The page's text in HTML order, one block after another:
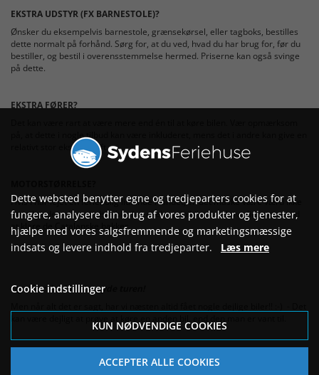
EKSTRA UDSTYR (FX BARNESTOLE)?
Ønsker du eksempelvis barnestole, grænsekørsel, eller tagboks, bestilles
dette normalt på forhånd. Sørg for, at du ved, hvad du har brug for, før du
bestiller, og bestil i overensstemmelse hermed. Priserne kan også svinge
på dette.
EKSTRA FØRER?
på, at dette i nogle tilbud kan være inkluderet, mens det i andre kan give en
relativt stor ekstraudgift.
Hvis I har lejet en feriebolig lidt inde i landet, vil det måske være værd ikke
at vælge den allermindste bil, da enkelte minibiler kan have lidt svært ved
at klare de Catalanske bakker.
Og så er det bare at nyde turen!
Dette websted benytter egne og tredjeparters cookies for at
fungere, analysere din brug af vores produkter og tjenester,
hjælpe med vores salgsfremmende og marketingsmæssige
indsats og levere indhold fra tredjeparter. Læs mere
Cookie indstillinger
KUN NØDVENDIGE COOKIES
ACCEPTER ALLE COOKIES